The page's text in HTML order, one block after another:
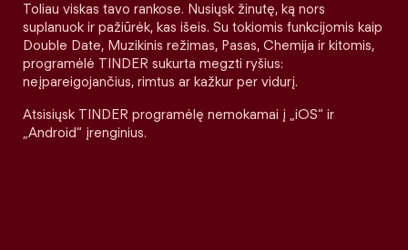
Toliau viskas tavo rankose. Nusiųsk žinutę, ką nors
suplanuok ir pažiūrėk, kas išeis. Su tokiomis funkcijomis kaip
Double Date, Muzikinis režimas, Pasas, Chemija ir kitomis,
programėlė TINDER sukurta megzti ryšius:
neįpareigojančius, rimtus ar kažkur per vidurį.
Atsisiųsk TINDER programėlę nemokamai į „iOS“ ir
„Android“ įrenginius.